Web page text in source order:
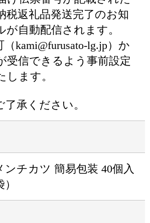
税返礼品発送完了のお知
が自動配信されます。
kami@furusato-lg.jp）か
受信できるよう事前設定
します。
承ください。
ンチカツ 簡易包装 40個入